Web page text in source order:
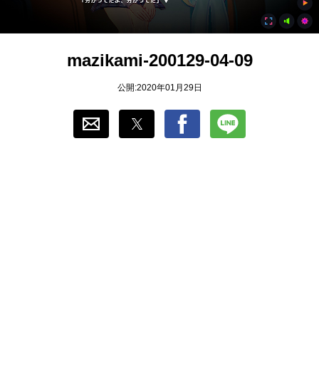
ゲーム自動化mazikami-200129-04-09
公開:2020年01月29日